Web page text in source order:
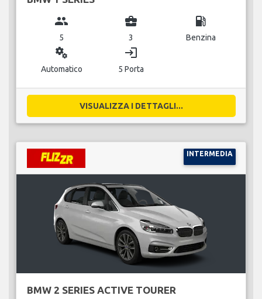
group
5
business_center
3
local_gas_station
Benzina
miscellaneous_services
Automatico
login
5 Porta
VISUALIZZA I DETTAGLI...
INTERMEDIA
BMW 2 SERIES ACTIVE TOURER